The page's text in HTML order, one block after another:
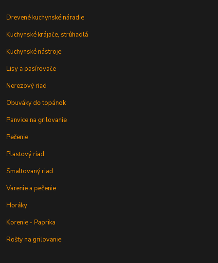
Drevené kuchynské náradie
Kuchynské krájače, strúhadlá
Kuchynské nástroje
Lisy a pasírovače
Nerezový riad
Obuváky do topánok
Panvice na grilovanie
Pečenie
Plastový riad
Smaltovaný riad
Varenie a pečenie
Horáky
Korenie - Paprika
Rošty na grilovanie